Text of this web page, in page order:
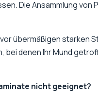
Die Ansammlung
übermäßigen starken
bei denen Ihr Mund
nicht geeignet?